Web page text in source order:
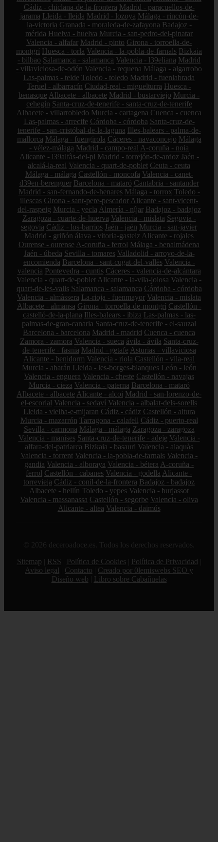
Cádiz - chiclana-de-la-frontera Madrid - paracuellos-de-
jarama Lleida - lleida Madrid - lozoya Málaga - rincón-de-
la-victoria Granada - moraleda-de-zafayona Badajoz -
mérida Huelva - huelva Murcia - san-pedro-del-pinatar
Valencia - alfafar Madrid - pinto Girona - torroella-de-
montgrí Huesca - torla Valencia - la-pobla-de-farnals Bizkaia
- bilbao Salamanca - salamanca Valencia - l39eliana Madrid
- villaviciosa-de-odón Valencia - requena Málaga - algarrobo
Las-palmas - telde Toledo - toledo Madrid - fuenlabrada
Teruel - albarracín Ciudad-real - miguelturra Huesca -
benasque Albacete - albacete Madrid - bustarviejo Murcia -
cehegín Santa-cruz-de-tenerife - santa-cruz-de-tenerife
Albacete - villarrobledo Murcia - cartagena Cuenca - cuenca
Las-palmas - arrecife Córdoba - córdoba Santa-cruz-de-
tenerife - san-cristóbal-de-la-laguna Illes-balears - palma-de-
mallorca Málaga - fuengirola Cáceres - navaconcejo Málaga
- vélez-málaga Madrid - campo-real A-coruña - noia
Alicante - l39alfàs-del-pi Madrid - torrejón-de-ardoz Jaén -
alcalá-la-real Valencia - quart-de-poblet Ceuta - ceuta
Málaga - málaga Castellón - moncofa Valencia - canet-
d39en-berenguer Barcelona - mataró Cantabria - santander
Madrid - san-fernando-de-henares Málaga - torrox Toledo -
illescas Girona - sant-pere-pescador Alicante - sant-vicent-
del-raspeig Murcia - yecla Almería - níjar Badajoz - badajoz
Zaragoza - cuarte-de-huerva Valencia - mislata Segovia -
segovia Cádiz - los-barrios Jaén - jaén Murcia - san-javier
Madrid - griñón álava - vitoria-gasteiz Alicante - rojales
Ourense - ourense A-coruña - ferrol Málaga - benalmádena
Jaén - úbeda Sevilla - tomares Valladolid - arroyo-de-la-
encomienda Barcelona - sant-cugat-del-vallès Valencia -
valencia Pontevedra - cuntis Cáceres - valencia-de-alcántara
Valencia - quart-de-poblet Alicante - la-vila-joiosa Valencia -
quart-de-les-valls Salamanca - salamanca Córdoba - córdoba
Valencia - almàssera La-rioja - fuenmayor Valencia - mislata
Albacete - almansa Girona - torroella-de-montgrí Castellón -
castelló-de-la-plana Illes-balears - ibiza Las-palmas - las-
palmas-de-gran-canaria Santa-cruz-de-tenerife - el-sauzal
Barcelona - barcelona Madrid - madrid Cuenca - cuenca
Zamora - zamora Valencia - sueca ávila - ávila Santa-cruz-
de-tenerife - fasnia Madrid - getafe Asturias - villaviciosa
Alicante - benidorm Valencia - riola Castellón - vila-real
Murcia - abarán Lleida - les-borges-blanques León - león
Valencia - enguera Valencia - cheste Castellón - navajas
Murcia - cieza Valencia - paterna Barcelona - mataró
Albacete - albacete Alicante - alcoi Madrid - san-lorenzo-de-
el-escorial Valencia - sedaví Valencia - albalat-dels-sorells
Lleida - vielha-e-mijaran Cádiz - cádiz Castellón - altura
Murcia - mazarrón Tarragona - calafell Cádiz - puerto-real
Sevilla - carmona Málaga - málaga Zaragoza - zaragoza
Valencia - manises Santa-cruz-de-tenerife - adeje Valencia -
alfara-del-patriarca Bizkaia - basauri Valencia - alaquàs
Valencia - torrent Valencia - la-pobla-de-farnals Valencia -
gandia Valencia - alboraya Valencia - bétera A-coruña -
ferrol Castellón - cabanes Valencia - godella Alicante -
torrevieja Cádiz - conil-de-la-frontera Badajoz - badajoz
Albacete - hellín Toledo - yepes Valencia - burjassot
Valencia - massanassa Castellón - segorbe Valencia - oliva
Alicante - altea Valencia - daimús
© 2026 deceroadoce.es. Todos los derechos reservados.
Sitemap
RSS Política de Cookies Política de Privacidad
Aviso legal
Contacto
Creado por 0lemiswebs SEO y
Diseño web
Libro sobre Cabañuelas